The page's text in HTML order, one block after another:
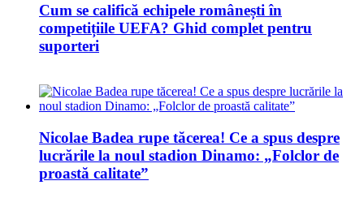
Cum se califică echipele românești în
competițiile UEFA? Ghid complet pentru
suporteri
Nicolae Badea rupe tăcerea! Ce a spus despre
lucrările la noul stadion Dinamo: „Folclor de
proastă calitate”